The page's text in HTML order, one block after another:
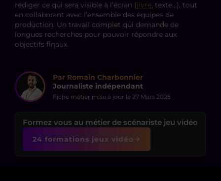
rédiger ce qui sera visible à l’écran (livre, texte…), tout
en collaborant avec l’ensemble des équipes de
production. Un travail complet qui demande de
longues recherches pour pouvoir répondre aux
objectifs finaux.
Par Romain Charbonnier
Journaliste indépendant
Fiche métier mise à jour le 27 Mars 2025
Formez vous au métier de scénariste jeu vidéo
24 formations jeux vidéo